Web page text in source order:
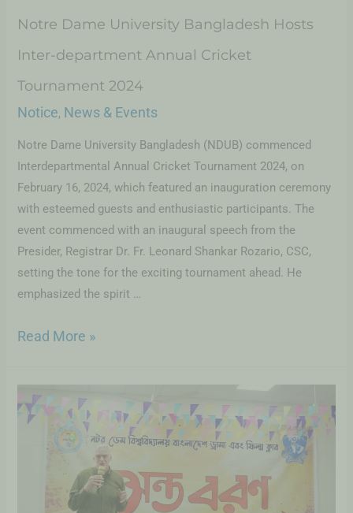
Notre Dame University Bangladesh Hosts
Inter-department Annual Cricket
Tournament 2024
Notice, News & Events
Notre Dame University Bangladesh (NDUB) commenced
Interdepartmental Annual Cricket Tournament 2024, on
February 16, 2024, which featured an inauguration ceremony
with esteemed guests and enthusiastic participants. The
event commenced with an inaugural speech from the
Presider, Registrar Dr. Fr. Leonard Shankar Rozario, CSC,
setting the tone for the exciting tournament ahead. He
emphasized the spirit …
Read More »